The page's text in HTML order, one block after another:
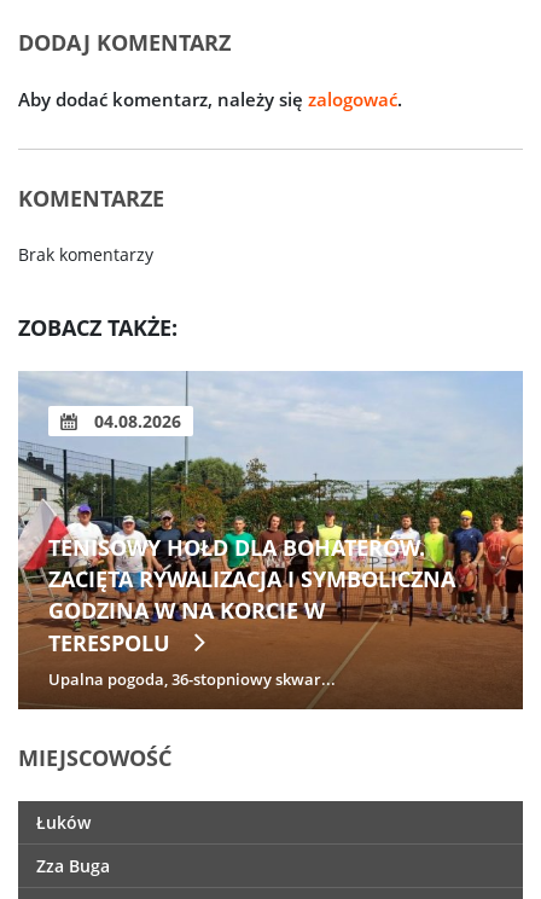
DODAJ KOMENTARZ
Aby dodać komentarz, należy się zalogować.
KOMENTARZE
Brak komentarzy
ZOBACZ TAKŻE:
04.08.2026
TENISOWY HOŁD DLA BOHATERÓW.
ZACIĘTA RYWALIZACJA I SYMBOLICZNA
GODZINA W NA KORCIE W
TERESPOLU
Upalna pogoda, 36-stopniowy skwar...
MIEJSCOWOŚĆ
Łuków
Zza Buga